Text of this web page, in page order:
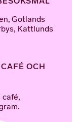
Gotlands
Kattlunds
OCH
café,